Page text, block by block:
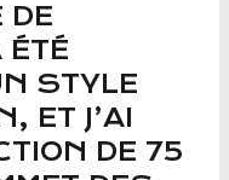
DE
ÉTÉ
STYLE
ET J’AI
DE 75